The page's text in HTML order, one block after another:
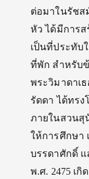
ต่อมาในรัชส
หัว ได้มีการส
เป็นที่ประทับ
ที่พัก สําหรับ
พระวิมาดาเ
รัดดา ได้ทรง
ภายในสวนสุ
ให้การศึกษา
บรรดาศักดิ์ แ
พ.ศ. 2475 เ